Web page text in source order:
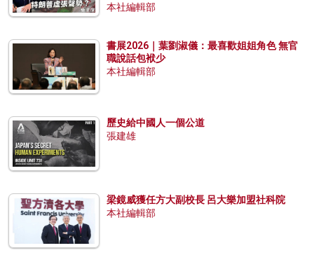
本社編輯部
書展2026｜葉劉淑儀：最喜歡姐姐角色 無官
職說話包袱少
本社編輯部
歷史給中國人一個公道
張建雄
梁鏡威獲任方大副校長 呂大樂加盟社科院
本社編輯部